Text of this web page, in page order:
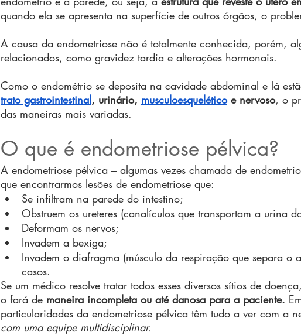
quando ela se apresenta na superfície de outros órgãos, o
A causa da endometriose não é totalmente conhecida, porém,
relacionados, como gravidez tardia e alterações hormonais.
Como o endométrio se deposita na cavidade abdominal e lá
trato gastrointestinal, urinário, musculoesquelético e nervoso, o
das maneiras mais variadas.
O que é endometriose pélvica?
A endometriose pélvica – algumas vezes chamada de
que encontrarmos lesões de endometriose que:
Se infiltram na parede do intestino;
Obstruem os ureteres (canalículos que transportam a urina
Deformam os nervos;
Invadem a bexiga;
Invadem o diafragma (músculo da respiração que separa o
casos.
Se um médico resolve tratar todos esses diversos sítios de
o fará de maneira incompleta ou até danosa para a paciente.
particularidades da endometriose pélvica têm tudo a ver com a
com uma equipe multidisciplinar.